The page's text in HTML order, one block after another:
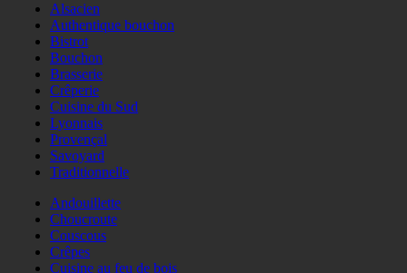
Alsacien
Authentique bouchon
Bistrot
Bouchon
Brasserie
Crêperie
Cuisine du Sud
Lyonnais
Provençal
Savoyard
Traditionnelle
Andouillette
Choucroute
Couscous
Crêpes
Cuisine au feu de bois